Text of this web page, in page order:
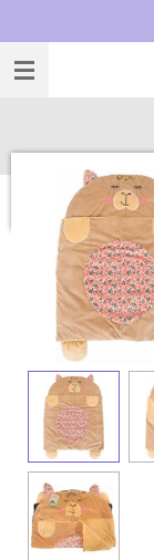
direct
naar